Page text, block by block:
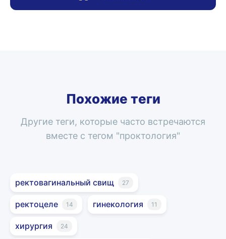
Похожие теги
Другие теги, которые часто встречаются
вместе с тегом "проктология"
ректовагинальный свищ 27
ректоцеле 14 гинекология 11
хирургия 24